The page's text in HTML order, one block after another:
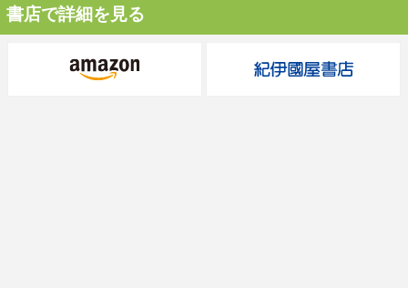
書店で詳細を見る